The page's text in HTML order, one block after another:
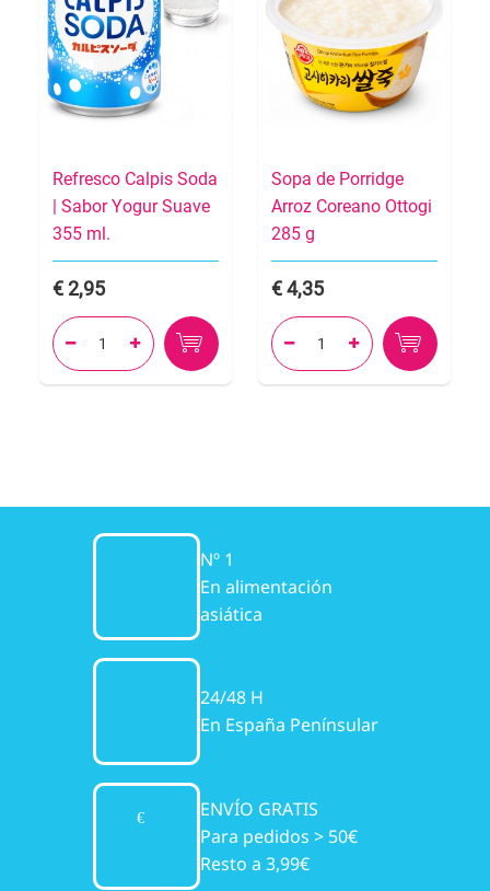
Refresco Calpis Soda
| Sabor Yogur Suave
355 ml.
2,95
 
Sopa de Porridge
Arroz Coreano Ottogi
285 g
4,35
 
Nº 1
En alimentación
asiática
24/48 H
En España Penínsular
ENVÍO GRATIS
Para pedidos > 50€
Resto a 3,99€